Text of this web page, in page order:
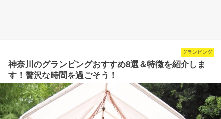
グランピング
神奈川のグランピングおすすめ8選＆特徴を紹介しま
す！贅沢な時間を過ごそう！